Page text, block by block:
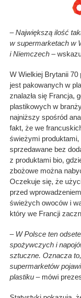
– Największą ilość
w supermarketach w
i Niemczech –
W Wielkiej Brytanii
jest pakowanych w
znalazła się Francja,
plastikowych w
najniższy spośród
fakt, że we
świeżymi
sprzedawane bez
z produktami bio,
zbożowe można
Oczekuje się, że
przed
świeżych owoców i
który we Francji
– W Polsce ten
spożywczych i
sztuczne. Oznacza
supermarketów
plastiku – mówi